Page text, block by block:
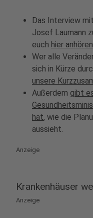
Das Interview
Josef Laumann
euch hier anhören
Wer alle
sich in Kürze
unsere
Außerdem gibt
hat, wie die
aussieht.
Anzeige
Krankenhäuser
Anzeige